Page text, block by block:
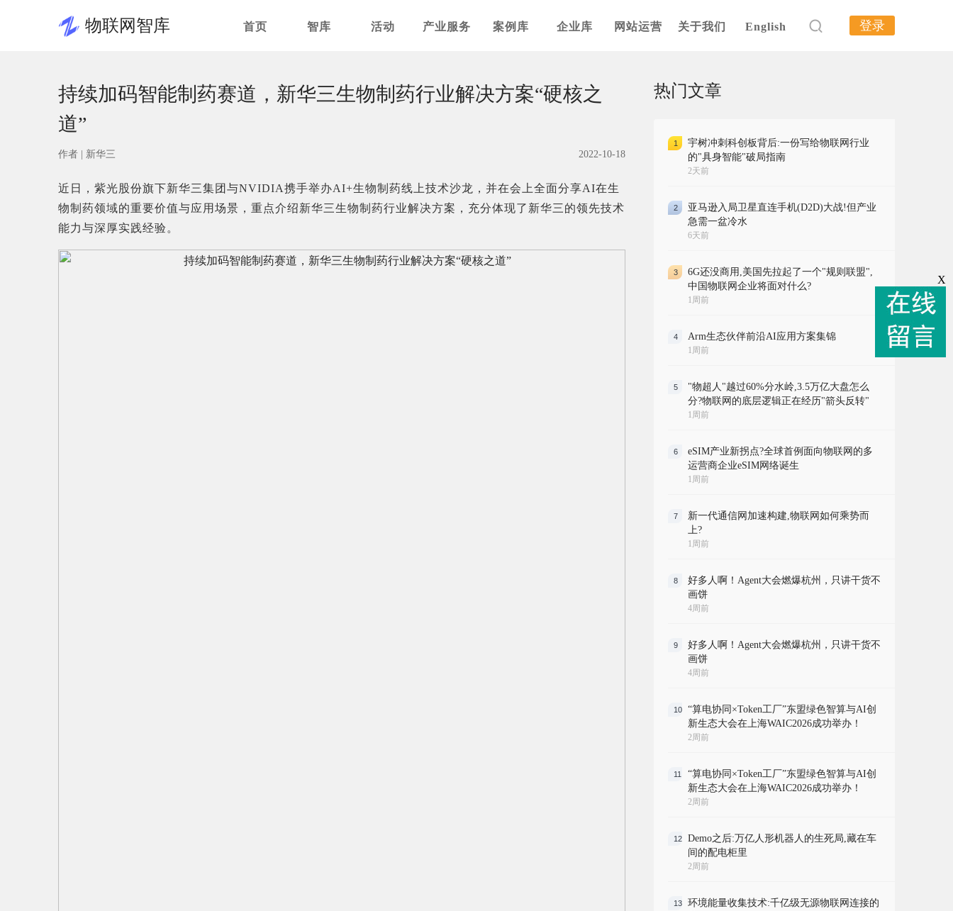
物联网智库 首页 智库 活动 产业服务 案例库 企业库 网站运营 关于我们 English 登录
持续加码智能制药赛道，新华三生物制药行业解决方案“硬核之
道”
作者 | 新华三 2022-10-18
近日，紫光股份旗下新华三集团与NVIDIA携手举办AI+生物制药线上技术沙龙，并在会上全面分享AI在生
物制药领域的重要价值与应用场景，重点介绍新华三生物制药行业解决方案，充分体现了新华三的领先技术
能力与深厚实践经验。
热门文章
1
宇树冲刺科创板背后:一份写给物联网行业
的"具身智能"破局指南
2天前
2
亚马逊入局卫星直连手机(D2D)大战!但产业
急需一盆冷水
6天前
3
6G还没商用,美国先拉起了一个"规则联盟",
中国物联网企业将面对什么?
1周前
4 Arm生态伙伴前沿AI应用方案集锦
1周前
5
"物超人"越过60%分水岭,3.5万亿大盘怎么
分?物联网的底层逻辑正在经历"箭头反转"
1周前
6
eSIM产业新拐点?全球首例面向物联网的多
运营商企业eSIM网络诞生
1周前
7
新一代通信网加速构建,物联网如何乘势而
上?
1周前
8
好多人啊！Agent大会燃爆杭州，只讲干货不
画饼
4周前
9
好多人啊！Agent大会燃爆杭州，只讲干货不
画饼
4周前
10
“算电协同×Token工厂”东盟绿色智算与AI创
新生态大会在上海WAIC2026成功举办！
2周前
11
“算电协同×Token工厂”东盟绿色智算与AI创
新生态大会在上海WAIC2026成功举办！
2周前
12
Demo之后:万亿人形机器人的生死局,藏在车
间的配电柜里
2周前
13
环境能量收集技术:千亿级无源物联网连接的
X